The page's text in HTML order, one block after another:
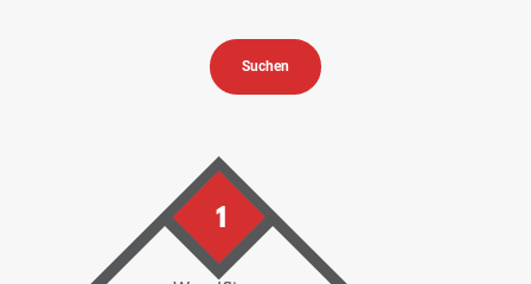
Suchen
1